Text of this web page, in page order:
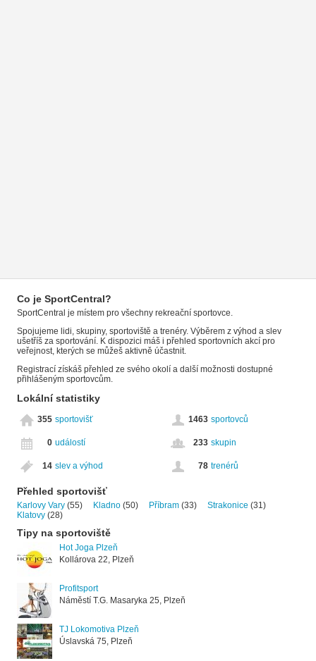
Co je SportCentral?
SportCentral je místem pro všechny rekreační sportovce.
Spojujeme lidi, skupiny, sportoviště a trenéry. Výběrem z výhod a slev
ušetříš za sportování. K dispozici máš i přehled sportovních akcí pro
veřejnost, kterých se můžeš aktivně účastnit.
Registrací získáš přehled ze svého okolí a další možnosti dostupné
přihlášeným sportovcům.
Lokální statistiky
355 sportovišť 1463 sportovců
0 událostí 233 skupin
14 slev a výhod 78 trenérů
Přehled sportovišť
Karlovy Vary (55) Kladno (50) Příbram (33) Strakonice (31)
Klatovy (28)
Tipy na sportoviště
Hot Joga Plzeň
Kollárova 22, Plzeň
Profitsport
Náměstí T.G. Masaryka 25, Plzeň
TJ Lokomotiva Plzeň
Úslavská 75, Plzeň